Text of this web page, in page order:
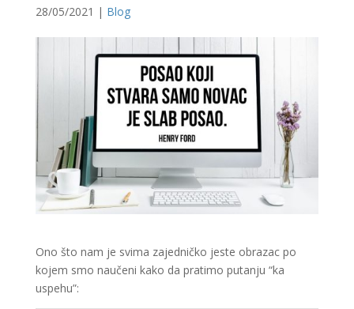
28/05/2021 | Blog
Ono što nam je svima zajedničko jeste obrazac po
kojem smo naučeni kako da pratimo putanju “ka
uspehu”: